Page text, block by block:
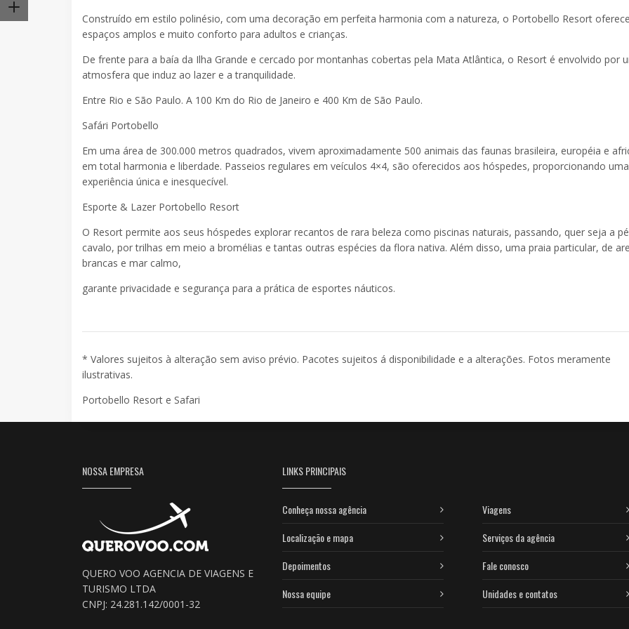
Construído em estilo polinésio, com uma decoração em perfeita harmonia com a natureza, o Portobello Resort oferece
espaços amplos e muito conforto para adultos e crianças.
De frente para a baía da Ilha Grande e cercado por montanhas cobertas pela Mata Atlântica, o Resort é envolvido por
atmosfera que induz ao lazer e a tranquilidade.
Entre Rio e São Paulo. A 100 Km do Rio de Janeiro e 400 Km de São Paulo.
Safári Portobello
Em uma área de 300.000 metros quadrados, vivem aproximadamente 500 animais das faunas brasileira, européia e
em total harmonia e liberdade. Passeios regulares em veículos 4×4, são oferecidos aos hóspedes, proporcionando uma
experiência única e inesquecível.
Esporte & Lazer Portobello Resort
O Resort permite aos seus hóspedes explorar recantos de rara beleza como piscinas naturais, passando, quer seja a
cavalo, por trilhas em meio a bromélias e tantas outras espécies da flora nativa. Além disso, uma praia particular, de
brancas e mar calmo,
garante privacidade e segurança para a prática de esportes náuticos.
* Valores sujeitos à alteração sem aviso prévio. Pacotes sujeitos á disponibilidade e a alterações. Fotos meramente
ilustrativas.
Portobello Resort e Safari
NOSSA EMPRESA
QUERO VOO AGENCIA DE VIAGENS E
TURISMO LTDA
CNPJ: 24.281.142/0001-32
LINKS PRINCIPAIS
Conheça nossa agência
Localização e mapa
Depoimentos
Nossa equipe
Viagens
Serviços da agência
Fale conosco
Unidades e contatos